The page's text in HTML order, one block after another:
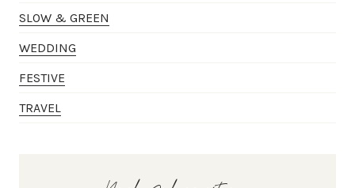
SLOW & GREEN
WEDDING
FESTIVE
TRAVEL